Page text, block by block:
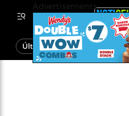
Última Hora Noticias
Advertisements